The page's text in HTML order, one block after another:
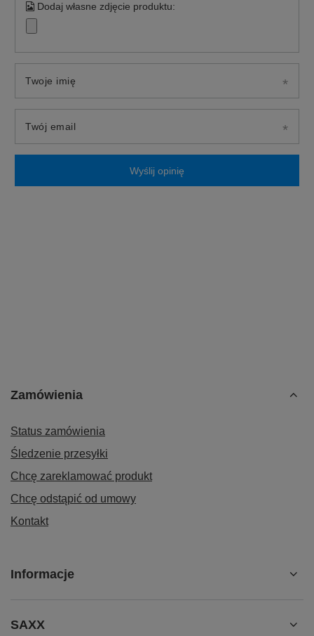
Dodaj własne zdjęcie produktu:
Twoje imię
Twój email
Wyślij opinię
Zamówienia
Status zamówienia
Śledzenie przesyłki
Chcę zareklamować produkt
Chcę odstąpić od umowy
Kontakt
Informacje
SAXX